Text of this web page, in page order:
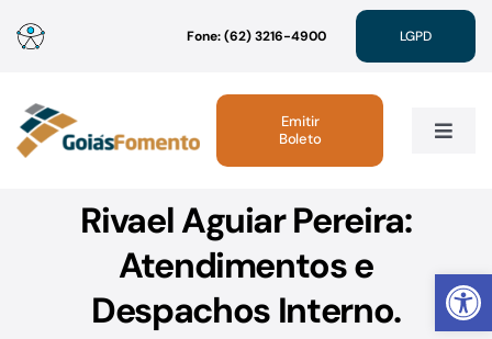
Abrir
para
conteúdo
Fone: (62) 3216-4900 LGPD
Toggle
Institucional
Linhas de Crédito
Emitir
Boleto
Rivael Aguiar Pereira:
Atendimentos e
Despachos Interno.